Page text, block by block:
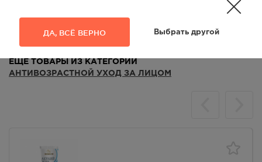
ДА, ВСЁ ВЕРНО Выбрать другой
ЕЩЁ ТОВАРЫ ИЗ КАТЕГОРИИ
АНТИВОЗРАСТНОЙ УХОД ЗА ЛИЦОМ